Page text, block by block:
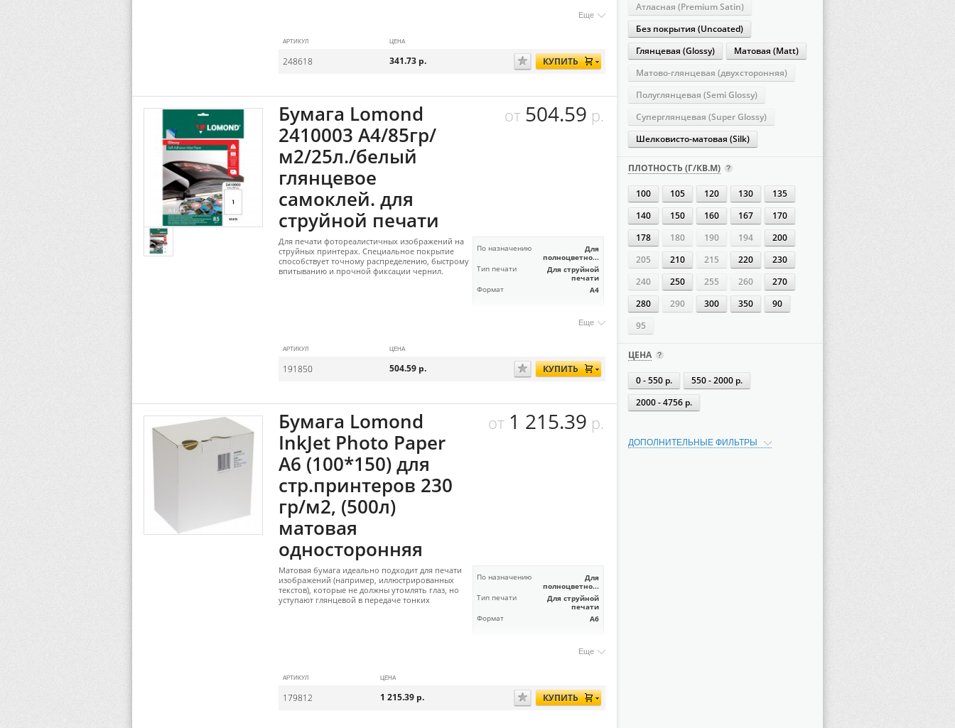
Атласная (Premium Satin)
Без покрытия (Uncoated)
Глянцевая (Glossy)
Матовая (Matt)
Матово-глянцевая (двухсторонняя)
Полуглянцевая (Semi Glossy)
Суперглянцевая (Super Glossy)
Шелковисто-матовая (Silk)
ПЛОТНОСТЬ (Г/КВ.М)
100 105 120 130
135
140
150 160 167
170
178
180 190 194
200
205
210 215 220
230
240
250 255 260
270
280
290 300 350
90
95
ЦЕНА
0 - 550 р.
550 - 2000 р.
2000 - 4756 р.
ДОПОЛНИТЕЛЬНЫЕ ФИЛЬТРЫ
Еще
АРТИКУЛ ЦЕНА
248618 341.73 р. КУПИТЬ
Бумага Lomond
2410003 A4/85гр/
м2/25л./белый
глянцевое
самоклей. для
струйной печати
от 504.59 р.
Для печати фотореалистичных изображений на
струйных принтерах. Специальное покрытие
способствует точному распределению, быстрому
впитыванию и прочной фиксации чернил.
По назначению
Для
полноцветно...
Тип печати
Для струйной
печати
Формат А4
Еще
АРТИКУЛ ЦЕНА
191850 504.59 р. КУПИТЬ
Бумага Lomond
InkJet Photo Paper
A6 (100*150) для
стр.принтеров 230
гр/м2, (500л)
матовая
односторонняя
от 1 215.39 р.
Матовая бумага идеально подходит для печати
изображений (например, иллюстрированных
текстов), которые не должны утомлять глаз, но
уступают глянцевой в передаче тонких
По назначению
Для
полноцветно...
Тип печати
Для струйной
печати
Формат А6
Еще
АРТИКУЛ ЦЕНА
179812 1 215.39 р. КУПИТЬ